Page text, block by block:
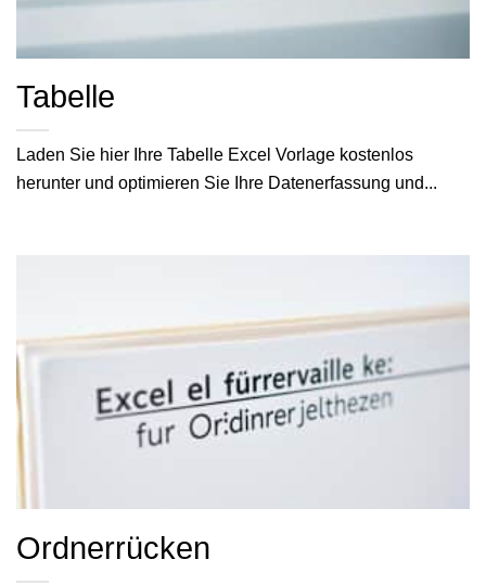
Tabelle
Laden Sie hier Ihre Tabelle Excel Vorlage kostenlos
herunter und optimieren Sie Ihre Datenerfassung und...
Ordnerrücken